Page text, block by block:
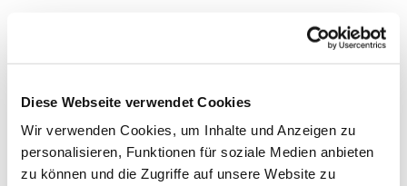
Diese Webseite verwendet Cookies
Wir verwenden Cookies, um Inhalte und Anzeigen zu
personalisieren, Funktionen für soziale Medien anbieten
zu können und die Zugriffe auf unsere Website zu